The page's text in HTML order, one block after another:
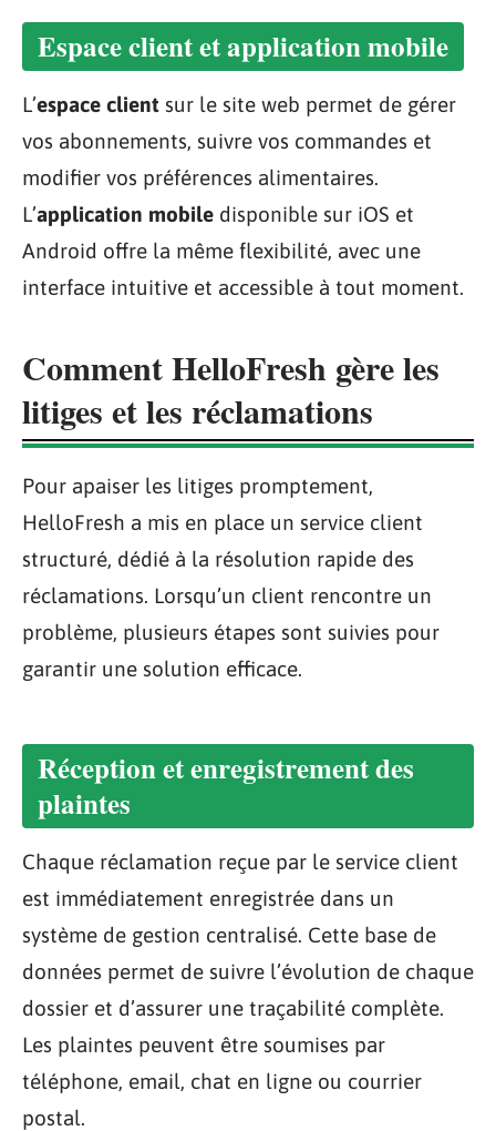
Espace client et application mobile
L’espace client sur le site web permet de gérer
vos abonnements, suivre vos commandes et
modifier vos préférences alimentaires.
L’application mobile disponible sur iOS et
Android offre la même flexibilité, avec une
interface intuitive et accessible à tout moment.
Comment HelloFresh gère les
litiges et les réclamations
Pour apaiser les litiges promptement,
HelloFresh a mis en place un service client
structuré, dédié à la résolution rapide des
réclamations. Lorsqu’un client rencontre un
problème, plusieurs étapes sont suivies pour
garantir une solution efficace.
Réception et enregistrement des
plaintes
Chaque réclamation reçue par le service client
est immédiatement enregistrée dans un
système de gestion centralisé. Cette base de
données permet de suivre l’évolution de chaque
dossier et d’assurer une traçabilité complète.
Les plaintes peuvent être soumises par
téléphone, email, chat en ligne ou courrier
postal.